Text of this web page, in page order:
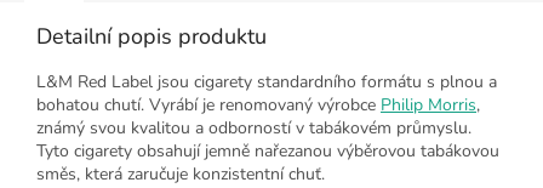
Detailní popis produktu
L&M Red Label jsou cigarety standardního formátu s plnou a
bohatou chutí. Vyrábí je renomovaný výrobce Philip Morris,
známý svou kvalitou a odborností v tabákovém průmyslu.
Tyto cigarety obsahují jemně nařezanou výběrovou tabákovou
směs, která zaručuje konzistentní chuť.